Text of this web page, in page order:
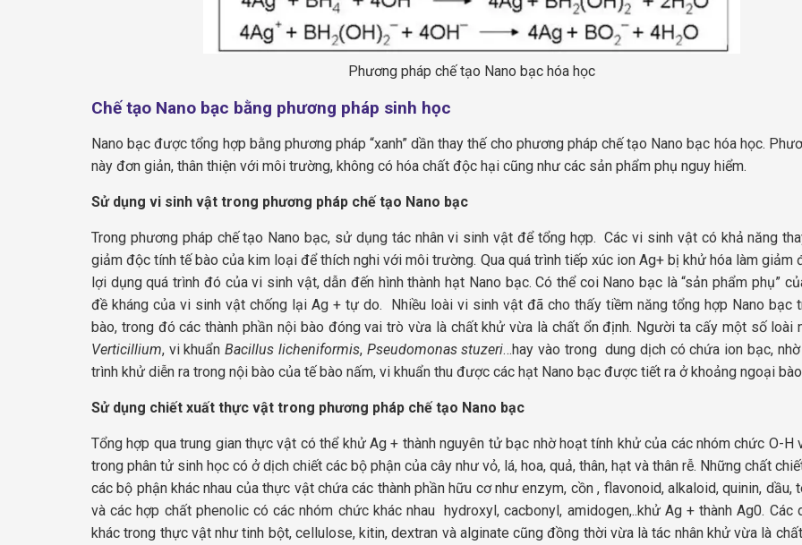
Phương pháp chế tạo Nano bạc hóa học
Chế tạo Nano bạc bằng phương pháp sinh học
Nano bạc được tổng hợp bằng phương pháp “xanh” dần thay thế cho phương pháp chế tạo Nano bạc hóa học.
này đơn giản, thân thiện với môi trường, không có hóa chất độc hại cũng như các sản phẩm phụ nguy hiểm.
Sử dụng vi sinh vật trong phương pháp chế tạo Nano bạc
Trong phương pháp chế tạo Nano bạc, sử dụng tác nhân vi sinh vật để tổng hợp. Các vi sinh vật có khả năng
giảm độc tính tế bào của kim loại để thích nghi với môi trường. Qua quá trình tiếp xúc ion Ag+ bị khử hóa làm giảm
lợi dụng quá trình đó của vi sinh vật, dẫn đến hình thành hạt Nano bạc. Có thể coi Nano bạc là “sản phẩm phụ”
đề kháng của vi sinh vật chống lại Ag + tự do. Nhiều loài vi sinh vật đã cho thấy tiềm năng tổng hợp Nano bạc
bào, trong đó các thành phần nội bào đóng vai trò vừa là chất khử vừa là chất ổn định. Người ta cấy một số loài
Verticillium, vi khuẩnBacillus licheniformis, Pseudomonas stuzeri…hay vào trong dung dịch có chứa ion bạc,
trình khử diễn ra trong nội bào của tế bào nấm, vi khuẩn thu được các hạt Nano bạc được tiết ra ở khoảng ngoại
Sử dụng chiết xuất thực vật trong phương pháp chế tạo Nano bạc
Tổng hợp qua trung gian thực vật có thể khử Ag + thành nguyên tử bạc nhờ hoạt tính khử của các nhóm chức O-H
trong phân tử sinh học có ở dịch chiết các bộ phận của cây như vỏ, lá, hoa, quả, thân, hạt và thân rễ. Những chất
​​các bộ phận khác nhau của thực vật chứa các thành phần hữu cơ như enzym, cồn , flavonoid, alkaloid, quinin, dầu,
và các hợp chất phenolic có các nhóm chức khác nhau hydroxyl, cacbonyl, amidogen,..khử Ag + thành Ag0. Các
khác trong thực vật như tinh bột, cellulose, kitin, dextran và alginate cũng đồng thời vừa là tác nhân khử vừa là